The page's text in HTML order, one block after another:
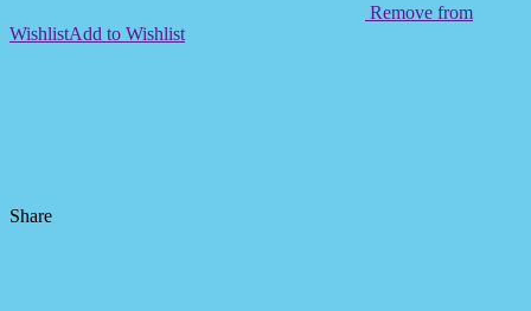
Remove from
WishlistAdd to Wishlist
Share